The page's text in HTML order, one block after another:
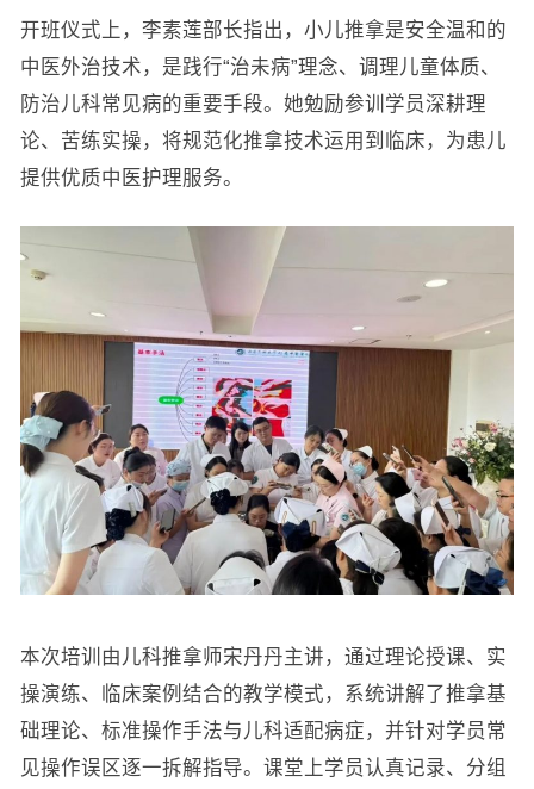
开班仪式上，李素莲部长指出，小儿推拿是安全温和的
中医外治技术，是践行“治未病”理念、调理儿童体质、
防治儿科常见病的重要手段。她勉励参训学员深耕理
论、苦练实操，将规范化推拿技术运用到临床，为患儿
提供优质中医护理服务。
本次培训由儿科推拿师宋丹丹主讲，通过理论授课、实
操演练、临床案例结合的教学模式，系统讲解了推拿基
础理论、标准操作手法与儿科适配病症，并针对学员常
见操作误区逐一拆解指导。课堂上学员认真记录、分组